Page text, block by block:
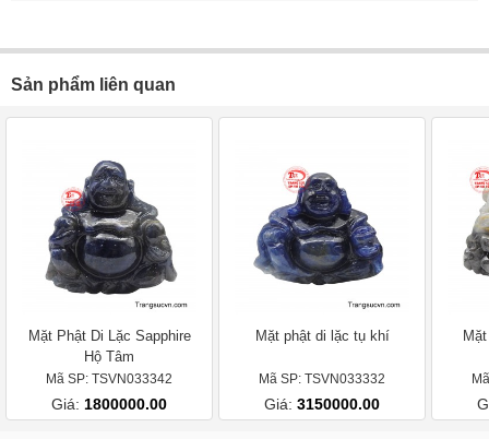
Sản phẩm liên quan
Mặt Phật Di Lặc Sapphire
Hộ Tâm
Mã SP: TSVN033342
Giá: 1800000.00
Mặt phật di lặc tụ khí
Mã SP: TSVN033332
Giá: 3150000.00